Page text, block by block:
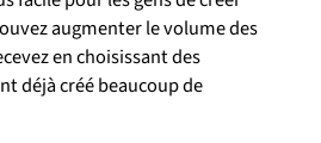
augmenter le volume des
en choisissant des
déjà créé beaucoup de